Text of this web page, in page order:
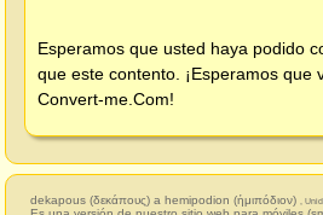
Esperamos que usted haya podido
que este contento. ¡Esperamos que
Convert-me.Com!
dekapous (δεκάπους) a hemipodion (ἡμιπόδιον) ,